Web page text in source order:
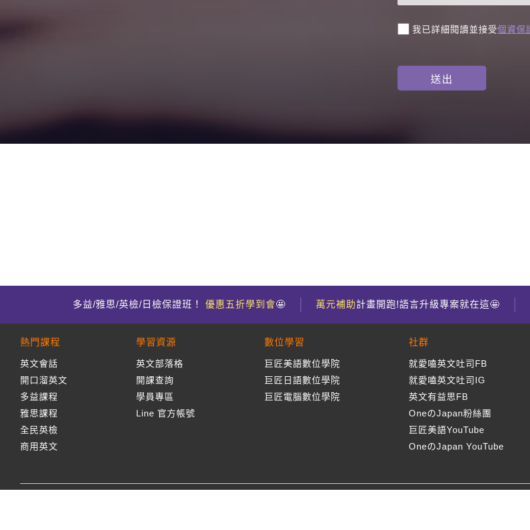
我已詳細閱讀並接受個資保
多益/雅思/英檢/日檢保證班！ 優惠五折學到會🤩 萬元補助計畫開跑!語言升級專案就在這🤩
熱門課程
英文會話
開口溜英文
多益課程
雅思課程
全民英檢
商用英文
學習資源
英文部落格
開課查詢
學員專區
Line 官方帳號
數位學習
巨匠美語數位學院
巨匠日語數位學院
巨匠電腦數位學院
社群
就愛嗑英文吐司FB
就愛嗑英文吐司IG
英文有益思FB
OneのJapan粉絲團
巨匠美語YouTube
OneのJapan YouTube